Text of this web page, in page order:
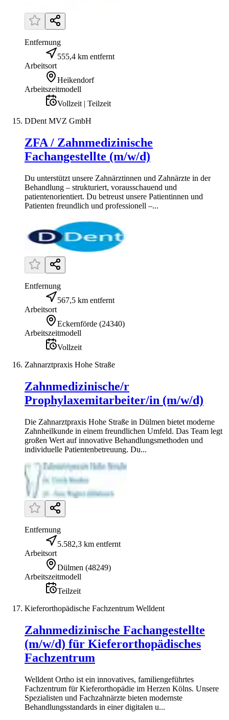
Entfernung
555,4 km entfernt
Arbeitsort
Heikendorf
Arbeitszeitmodell
Vollzeit | Teilzeit
DDent MVZ GmbH
ZFA / Zahnmedizinische
Fachangestellte (m/w/d)
Du unterstützt unsere Zahnärztinnen und Zahnärzte in der
Behandlung – strukturiert, vorausschauend und
patientenorientiert. Du betreust unsere Patientinnen und
Patienten freundlich und professionell –...
Entfernung
567,5 km entfernt
Arbeitsort
Eckernförde (24340)
Arbeitszeitmodell
Vollzeit
Zahnarztpraxis Hohe Straße
Zahnmedizinische/r
Prophylaxemitarbeiter/in (m/w/d)
Die Zahnarztpraxis Hohe Straße in Dülmen bietet moderne
Zahnheilkunde in einem freundlichen Umfeld. Das Team legt
großen Wert auf innovative Behandlungsmethoden und
individuelle Patientenbetreuung. Du...
Entfernung
5.582,3 km entfernt
Arbeitsort
Dülmen (48249)
Arbeitszeitmodell
Teilzeit
Kieferorthopädische Fachzentrum Welldent
Zahnmedizinische Fachangestellte
(m/w/d) für Kieferorthopädisches
Fachzentrum
Welldent Ortho ist ein innovatives, familiengeführtes
Fachzentrum für Kieferorthopädie im Herzen Kölns. Unsere
Spezialisten und Fachzahnärzte bieten modernste
Behandlungsstandards in einer digitalen u...